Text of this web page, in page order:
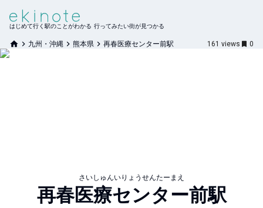
はじめて行く駅のことがわかる 行ってみたい街が見つかる
九州・沖縄 熊本県 再春医療センター前駅 161 views 0
さいしゅんいりょうせんたーまえ
再春医療センター前駅